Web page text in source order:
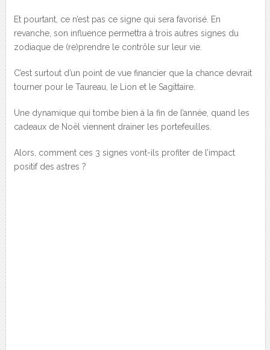
Et pourtant, ce n’est pas ce signe qui sera favorisé. En
revanche, son influence permettra à trois autres signes du
zodiaque de (re)prendre le contrôle sur leur vie.
C’est surtout d’un point de vue financier que la chance devrait
tourner pour le Taureau, le Lion et le Sagittaire.
Une dynamique qui tombe bien à la fin de l’année, quand les
cadeaux de Noël viennent drainer les portefeuilles.
Alors, comment ces 3 signes vont-ils profiter de l’impact
positif des astres ?